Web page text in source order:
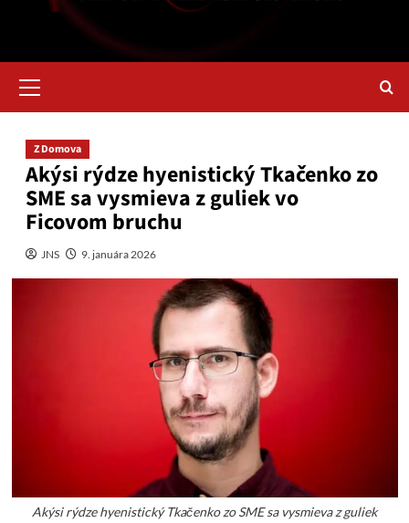
Menu
Z Domova
Akýsi rýdze hyenistický Tkačenko zo
SME sa vysmieva z guliek vo
Ficovom bruchu
JNS 9. januára 2026
Akýsi rýdze hyenistický Tkačenko zo SME sa vysmieva z guliek